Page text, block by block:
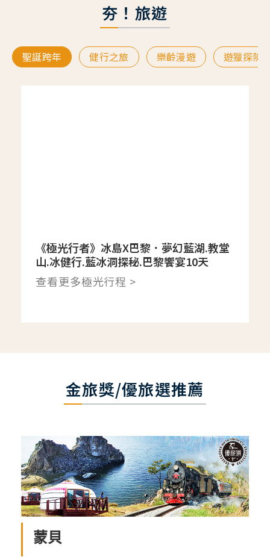
夯！旅遊
聖誕跨年 健行之旅 樂齡漫遊 遊獵探險
《極光行者》冰島X巴黎．夢幻藍湖.教堂
山.冰健行.藍冰洞探秘.巴黎饗宴10天
查看更多極光行程 >
金旅獎/優旅選推薦
蒙貝